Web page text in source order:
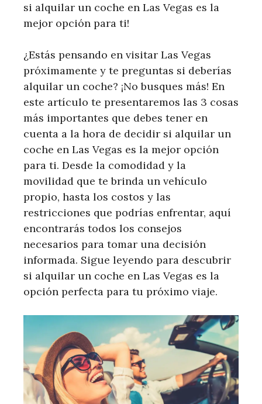
si alquilar un coche en Las Vegas es la
mejor opción para ti!
¿Estás pensando en visitar Las Vegas
próximamente y te preguntas si deberías
alquilar un coche? ¡No busques más! En
este artículo te presentaremos las 3 cosas
más importantes que debes tener en
cuenta a la hora de decidir si alquilar un
coche en Las Vegas es la mejor opción
para ti. Desde la comodidad y la
movilidad que te brinda un vehículo
propio, hasta los costos y las
restricciones que podrías enfrentar, aquí
encontrarás todos los consejos
necesarios para tomar una decisión
informada. Sigue leyendo para descubrir
si alquilar un coche en Las Vegas es la
opción perfecta para tu próximo viaje.